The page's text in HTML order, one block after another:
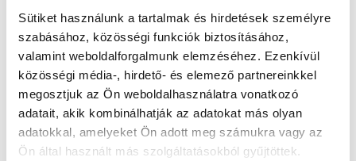
Sütiket használunk a tartalmak és hirdetések személyre
szabásához, közösségi funkciók biztosításához,
valamint weboldalforgalmunk elemzéséhez. Ezenkívül
közösségi média-, hirdető- és elemező partnereinkkel
megosztjuk az Ön weboldalhasználatra vonatkozó
adatait, akik kombinálhatják az adatokat más olyan
adatokkal, amelyeket Ön adott meg számukra vagy az
Ön által használt más szolgáltatásokból gyűjtöttek.
Részletes leírás
Termékinformáció